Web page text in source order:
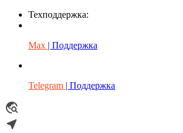
Техподдержка:
Max | Поддержка
Telegram | Поддержка